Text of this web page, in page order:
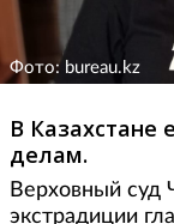
Фото: bureau.kz
В Казахстане
делам.
Верховный суд
экстрадиции